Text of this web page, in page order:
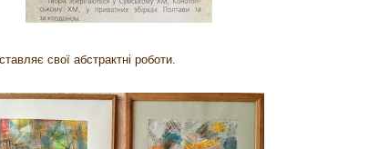
свої абстрактні роботи.